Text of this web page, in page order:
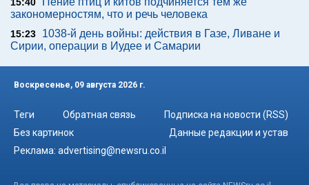
15:40
закономерностям, что и речь человека
15:23
1038-й день войны: действия в Газе, Ливане и
Сирии, операции в Иудее и Самарии
Воскресенье, 09 августа 2026 г.
Теги Обратная связь
Подписка на новости (RSS)
Без картинок
Данные редакции и устав
Реклама: advertising@newsru.co.il